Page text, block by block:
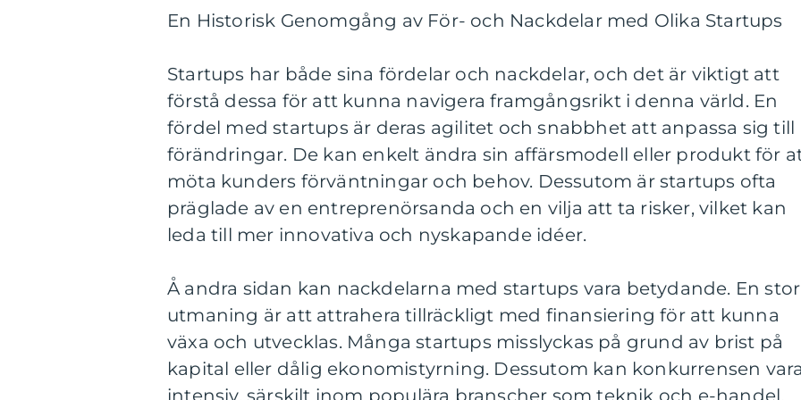
En Historisk Genomgång av För- och Nackdelar med Olika Startups
Startups har både sina fördelar och nackdelar, och det är viktigt att
förstå dessa för att kunna navigera framgångsrikt i denna värld. En
fördel med startups är deras agilitet och snabbhet att anpassa sig till
förändringar. De kan enkelt ändra sin affärsmodell eller produkt för
möta kunders förväntningar och behov. Dessutom är startups ofta
präglade av en entreprenörsanda och en vilja att ta risker, vilket kan
leda till mer innovativa och nyskapande idéer.
Å andra sidan kan nackdelarna med startups vara betydande. En stor
utmaning är att attrahera tillräckligt med finansiering för att kunna
växa och utvecklas. Många startups misslyckas på grund av brist på
kapital eller dålig ekonomistyrning. Dessutom kan konkurrensen
intensiv, särskilt inom populära branscher som teknik och e-handel.